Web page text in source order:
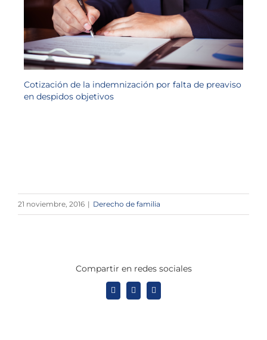
Cotización de la indemnización por falta de preaviso
en despidos objetivos
21 noviembre, 2016 | Derecho de familia
Compartir en redes sociales
X LinkedInWhatsApp